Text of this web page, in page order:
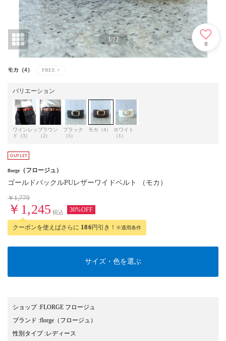
1/12
8
モカ（4） FREE ×
バリエーション
ワインレッ
ド（3）
ブラウン
（2）
ブラック
（5）
モカ（4）
ホワイト
（1）
florge （フロージュ）
ゴールドバックルPUレザーワイドベルト （モカ）
￥1,779
￥1,245 税込 30%OFF
クーポンを使えばさらに 186円引き！ ※適用条件
サイズ・色を選ぶ
ショップ:FLORGE フロージュ
ブランド :florge （フロージュ）
性別タイプ:レディース